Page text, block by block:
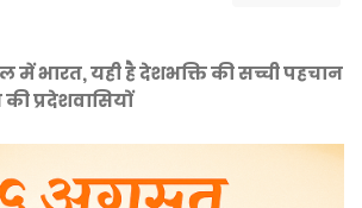
में भारत, यही है देशभक्ति की सच्ची पहचान
प्रदेशवासियों